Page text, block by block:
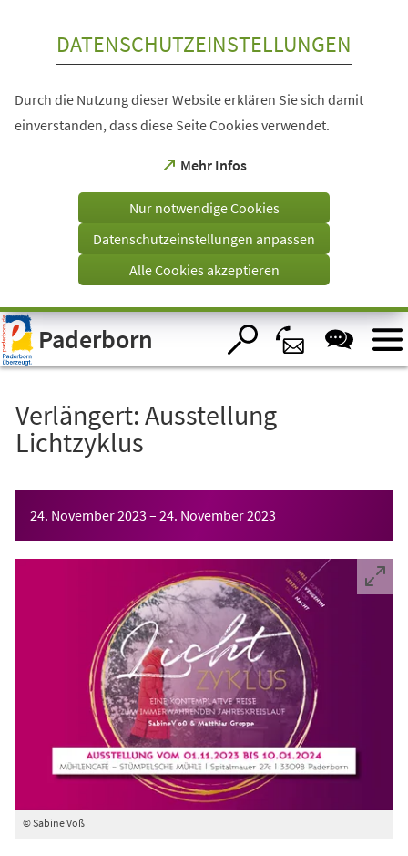
Visuelle
Assistenzsoftware
öffnen.
DATENSCHUTZEINSTELLUNGEN
Durch die Nutzung dieser Website erklären Sie sich damit
einverstanden, dass diese Seite Cookies verwendet.
Mehr Infos
(Öffnet
einem
Tab)
Nur notwendige Cookies
Datenschutzeinstellungen anpassen
Alle Cookies akzeptieren
Paderborn
Verlängert: Ausstellung
Lichtzyklus
24. November 2023 – 24. November 2023
© Sabine Voß